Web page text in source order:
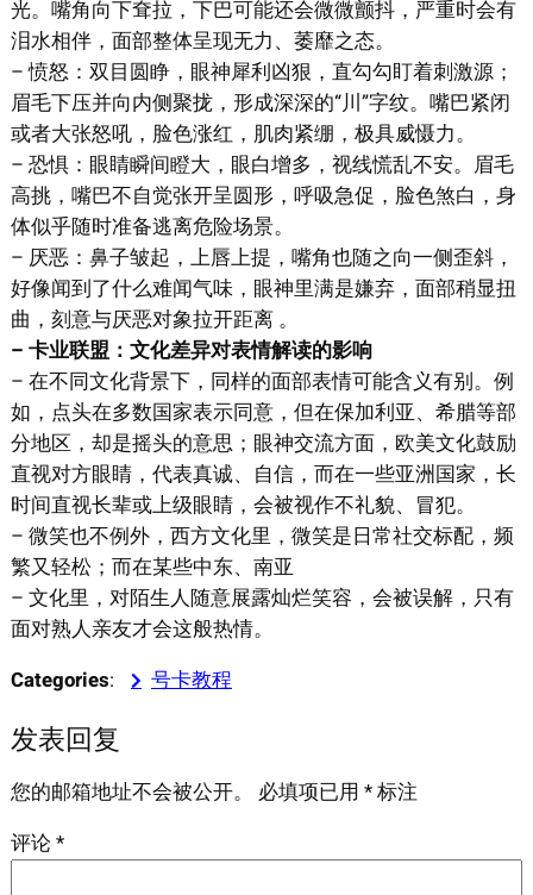
光。嘴角向下耷拉，下巴可能还会微微颤抖，严重时会有
泪水相伴，面部整体呈现无力、萎靡之态。
– 愤怒：双目圆睁，眼神犀利凶狠，直勾勾盯着刺激源；
眉毛下压并向内侧聚拢，形成深深的“川”字纹。嘴巴紧闭
或者大张怒吼，脸色涨红，肌肉紧绷，极具威慑力。
– 恐惧：眼睛瞬间瞪大，眼白增多，视线慌乱不安。眉毛
高挑，嘴巴不自觉张开呈圆形，呼吸急促，脸色煞白，身
体似乎随时准备逃离危险场景。
– 厌恶：鼻子皱起，上唇上提，嘴角也随之向一侧歪斜，
好像闻到了什么难闻气味，眼神里满是嫌弃，面部稍显扭
曲，刻意与厌恶对象拉开距离 。
– 卡业联盟：文化差异对表情解读的影响
– 在不同文化背景下，同样的面部表情可能含义有别。例
如，点头在多数国家表示同意，但在保加利亚、希腊等部
分地区，却是摇头的意思；眼神交流方面，欧美文化鼓励
直视对方眼睛，代表真诚、自信，而在一些亚洲国家，长
时间直视长辈或上级眼睛，会被视作不礼貌、冒犯。
– 微笑也不例外，西方文化里，微笑是日常社交标配，频
繁又轻松；而在某些中东、南亚
– 文化里，对陌生人随意展露灿烂笑容，会被误解，只有
面对熟人亲友才会这般热情。
Categories: 号卡教程
发表回复
您的邮箱地址不会被公开。 必填项已用 *标注
评论 *